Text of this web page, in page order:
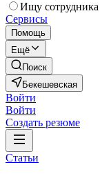
Ищу сотрудника
Сервисы
Помощь
Ещё
Поиск
Бекешевская
Войти
Войти
Создать резюме
Статьи